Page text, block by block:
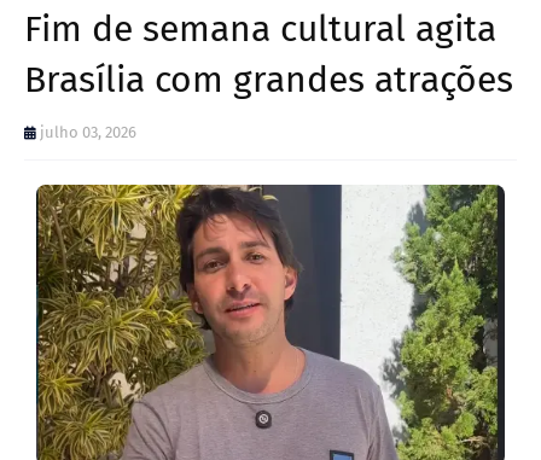
Fim de semana cultural agita
Brasília com grandes atrações
julho 03, 2026